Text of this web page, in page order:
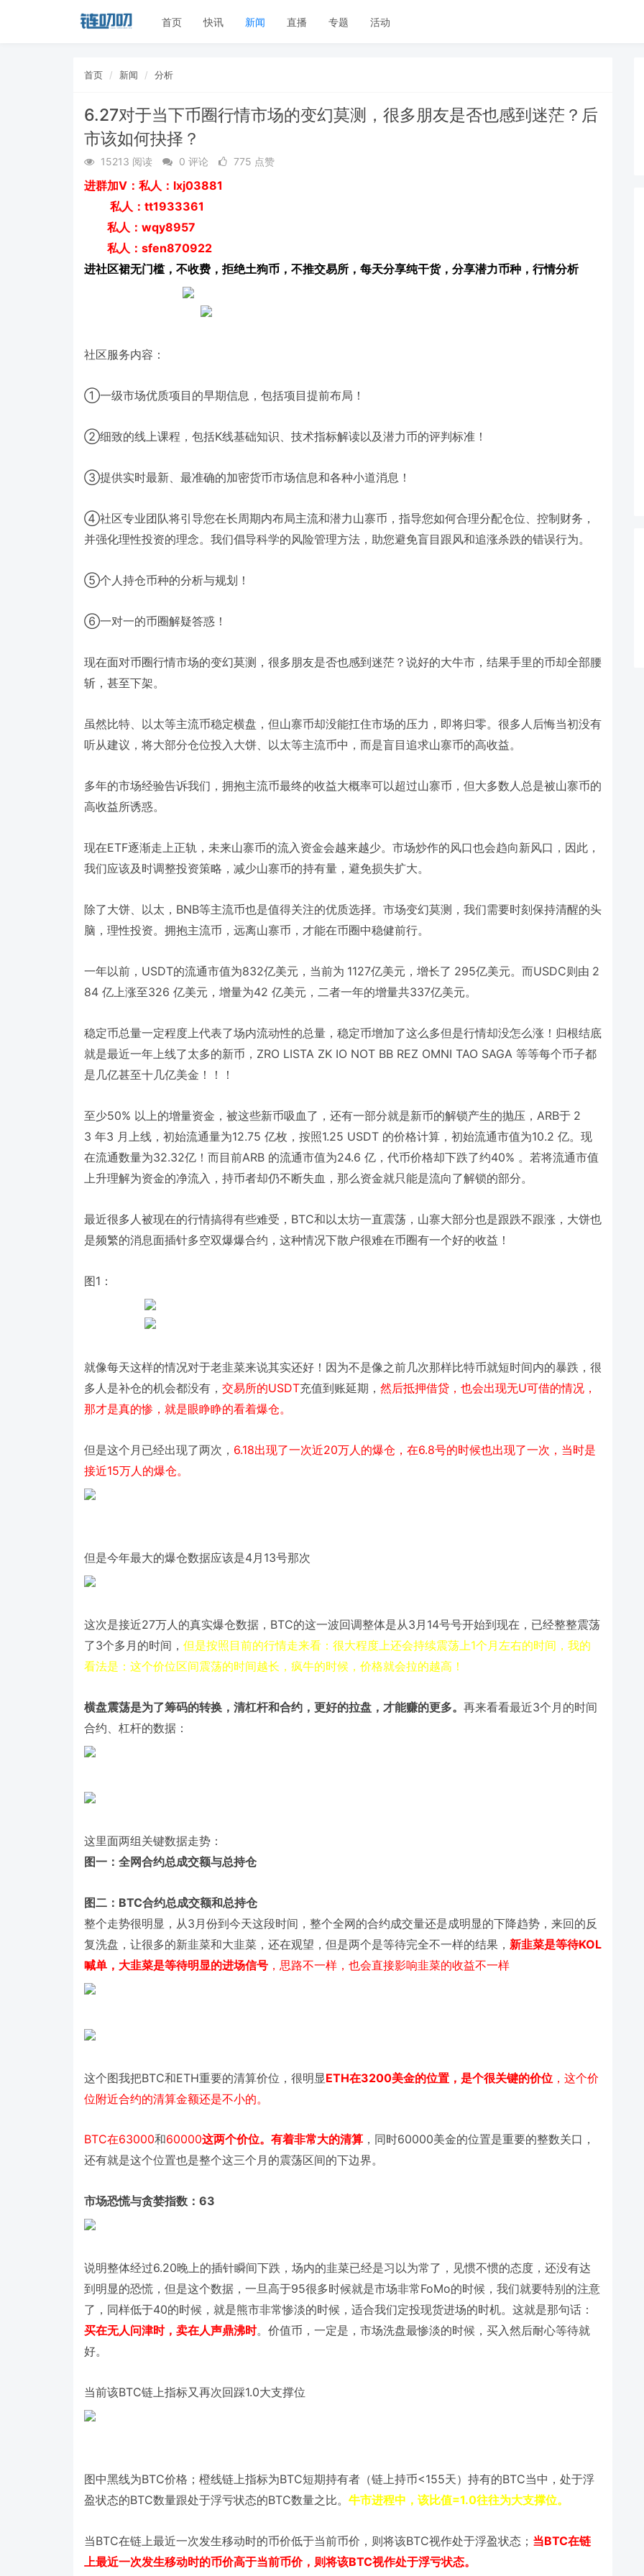
首页 快讯 新闻 直播 专题 活动
首页 新闻 分析
6.27对于当下币圈行情市场的变幻莫测，很多朋友是否也感到迷茫？后
市该如何抉择？
15213 阅读 0 评论
775 点赞
进群加V ：私人： lxj03881
私人： tt1933361
私人： wqy8957
私人： sfen870922
进社区裙无门槛，不收费，拒绝土狗币，不推交易所，每天分享纯干货，分享潜力币种，行情分析
社区服务内容：
①一级市场优质项目的早期信息，包括项目提前布局！
②细致的线上课程，包括K线基础知识、技术指标解读以及潜力币的评判标准！
③提供实时最新、最准确的加密货币市场信息和各种小道消息！
④社区专业团队将引导您在长周期内布局主流和潜力山寨币，指导您如何合理分配仓位、控制财务，
并强化理性投资的理念。我们倡导科学的风险管理方法，助您避免盲目跟风和追涨杀跌的错误行为。
⑤个人持仓币种的分析与规划！
⑥一对一的币圈解疑答惑！
现在面对币圈行情市场的变幻莫测，很多朋友是否也感到迷茫？说好的大牛市，结果手里的币却全部腰
斩，甚至下架。
虽然比特、以太等主流币稳定横盘，但山寨币却没能扛住市场的压力，即将归零。很多人后悔当初没有
听从建议，将大部分仓位投入大饼、以太等主流币中，而是盲目追求山寨币的高收益。
多年的市场经验告诉我们，拥抱主流币最终的收益大概率可以超过山寨币，但大多数人总是被山寨币的
高收益所诱惑。
现在ETF逐渐走上正轨，未来山寨币的流入资金会越来越少。市场炒作的风口也会趋向新风口，因此，
我们应该及时调整投资策略，减少山寨币的持有量，避免损失扩大。
除了大饼、以太， BNB等主流币也是值得关注的优质选择。市场变幻莫测，我们需要时刻保持清醒的头
脑，理性投资。拥抱主流币，远离山寨币，才能在币圈中稳健前行。
一年以前， USDT的流通市值为832亿美元，当前为 1127亿美元，增长了 295亿美元。而USDC则由 2
84 亿上涨至326 亿美元，增量为42 亿美元，二者一年的增量共337亿美元。
稳定币总量一定程度上代表了场内流动性的总量，稳定币增加了这么多但是行情却没怎么涨！归根结底
就是最近一年上线了太多的新币， ZRO LISTA ZK IO NOT BB REZ OMNI TAO SAGA 等等每个币子都
是几亿甚至十几亿美金！！！
至少50% 以上的增量资金，被这些新币吸血了，还有一部分就是新币的解锁产生的抛压， ARB于 2
3 年3 月上线，初始流通量为12.75 亿枚，按照1.25 USDT 的价格计算，初始流通市值为10.2 亿。现
在流通数量为32.32亿！而目前ARB 的流通市值为24.6 亿，代币价格却下跌了约40% 。若将流通市值
上升理解为资金的净流入，持币者却仍不断失血，那么资金就只能是流向了解锁的部分。
最近很多人被现在的行情搞得有些难受， BTC和以太坊一直震荡，山寨大部分也是跟跌不跟涨，大饼也
是频繁的消息面插针多空双爆爆合约，这种情况下散户很难在币圈有一个好的收益！
图 1 ：
就像每天这样的情况对于老韭菜来说其实还好！因为不是像之前几次那样比特币就短时间内的暴跌，很
多人是补仓的机会都没有， 交易所的USDT充值到账延期， 然后抵押借贷，也会出现无U可借的情况，
那才是真的惨 ，就是眼睁睁的看着爆仓。
但是这个月已经出现了两次， 6.18出现了一次近20万人的爆仓，在6.8号的时候也出现了一次，当时是
接近15万人的爆仓。
但是今年最大的爆仓数据应该是4月 13号那次
这次是接近27万人的真实爆仓数据， BTC的这一波回调整体是从3 月 14号号开始到现在，已经整整震荡
了3个多月的时间， 但是按照目前的行情走来看：很大程度上还会持续震荡上1个月左右的时间，我的
看法是：这个价位区间震荡的时间越长，疯牛的时候，价格就会拉的越高！
横盘震荡是为了筹码的转换，清杠杆和合约，更好的拉盘，才能赚的更多。 再来看看最近3个月的时间
合约、杠杆的数据：
这里面两组关键数据走势：
图一：全网合约总成交额与总持仓
图二： BTC合约总成交额和总持仓
整个走势很明显，从3 月份到今天这段时间，整个全网的合约成交量还是成明显的下降趋势，来回的反
复洗盘，让很多的新韭菜和大韭菜，还在观望，但是两个是等待完全不一样的结果， 新韭菜是等待KOL
喊单，大韭菜是等待明显的进场信号 ，思路不一样，也会直接影响韭菜的收益不一样
这个图我把BTC和ETH重要的清算价位，很明显ETH在3200美金的位置，是个很关键的价位 ，这个价
位附近合约的清算金额还是不小的。
BTC在63000和60000这两个价位。有着非常大的清算 ，同时60000美金的位置是重要的整数关口，
还有就是这个位置也是整个这三个月的震荡区间的下边界。
市场恐慌与贪婪指数： 63
说明整体经过6.20晚上的插针瞬间下跌，场内的韭菜已经是习以为常了，见惯不惯的态度，还没有达
到明显的恐慌，但是这个数据，一旦高于95很多时候就是市场非常FoMo的时候，我们就要特别的注意
了，同样低于40的时候，就是熊市非常惨淡的时候，适合我们定投现货进场的时机。这就是那句话：
买在无人问津时，卖在人声鼎沸时。价值币，一定是，市场洗盘最惨淡的时候，买入然后耐心等待就
好。
当前该BTC链上指标又再次回踩1.0大支撑位
图中黑线为BTC价格；橙线链上指标为BTC短期持有者（链上持币<155天）持有的BTC当中，处于浮
盈状态的BTC数量跟处于浮亏状态的BTC数量之比。 牛市进程中，该比值=1.0往往为大支撑位。
当BTC在链上最近一次发生移动时的币价低于当前币价，则将该BTC视作处于浮盈状态； 当BTC在链
上最近一次发生移动时的币价高于当前币价，则将该BTC视作处于浮亏状态。